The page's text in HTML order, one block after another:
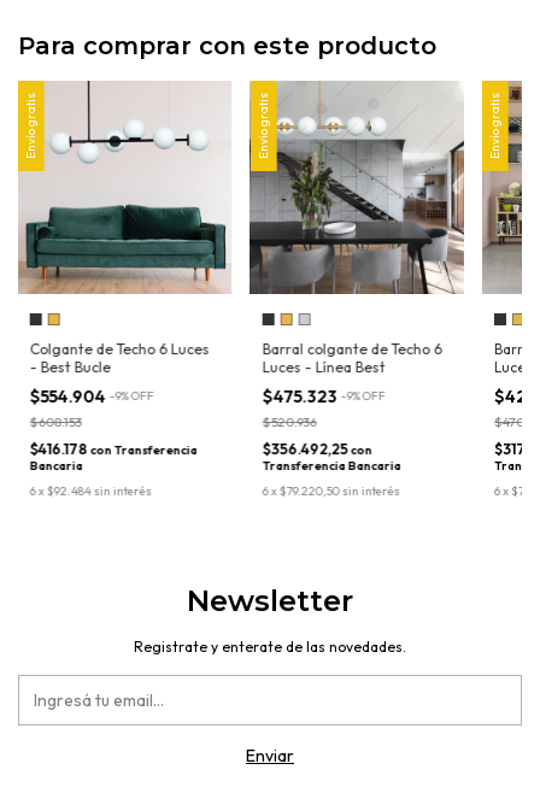
Para comprar con este producto
Envío gratis
Colgante de Techo 6 Luces
- Best Bucle
$554.904 -9%OFF
$608.153
$416.178 con Transferencia
Bancaria
6x$92.484sin interés
Envío gratis
Barral colgante de Techo 6
Luces - Línea Best
$475.323 -9%OFF
$520.936
$356.492,25con
Transferencia Bancaria
6x$79.220,50sin interés
Envío gratis
Barral
Luces
6x
Newsletter
Registrate y enterate de las novedades.